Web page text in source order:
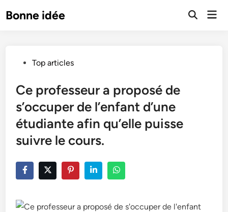
toBonne idée
Open
PostedTop articles
Ce professeur a proposé de
s’occuper de l’enfant d’une
étudiante afin qu’elle puisse
suivre le cours.